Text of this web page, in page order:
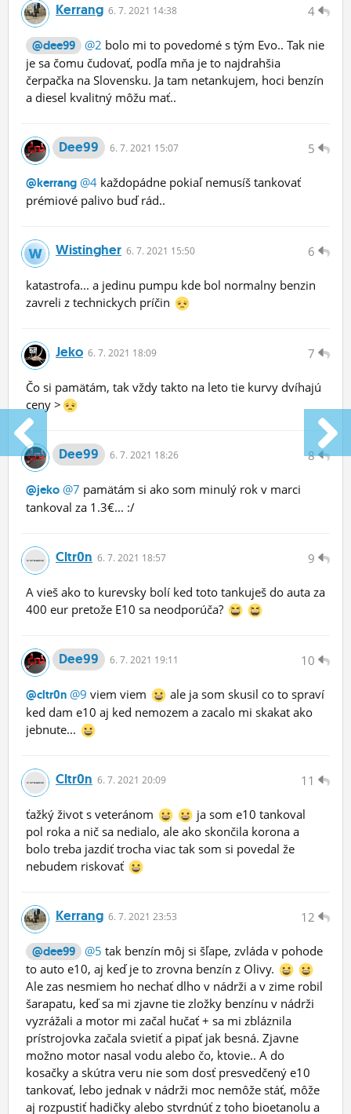
4
Kerrang 6. 7. 2021 14:38
@dee99 @2 bolo mi to povedomé s tým Evo.. Tak nie
je sa čomu čudovať, podľa mňa je to najdrahšia
čerpačka na Slovensku. Ja tam netankujem, hoci benzín
a diesel kvalitný môžu mať..
5
Dee99 6. 7. 2021 15:07
@kerrang @4 každopádne pokiaľ nemusíš tankovať
prémiové palivo buď rád..
6
Wistingher 6. 7. 2021 15:50
katastrofa... a jedinu pumpu kde bol normalny benzin
zavreli z technickych príčin
7
Jeko 6. 7. 2021 18:09
Čo si pamätám, tak vždy takto na leto tie kurvy dvíhajú
ceny >
8
Dee99 6. 7. 2021 18:26
@jeko @7 pamätám si ako som minulý rok v marci
tankoval za 1.3€... :/
9
Cltr0n 6. 7. 2021 18:57
A vieš ako to kurevsky bolí ked toto tankuješ do auta za
400 eur pretože E10 sa neodporúča?
10
Dee99 6. 7. 2021 19:11
@cltr0n @9 viem viem
ale ja som skusil co to spraví
ked dam e10 aj ked nemozem a zacalo mi skakat ako
jebnute...
11
Cltr0n 6. 7. 2021 20:09
ťažký život s veteránom
ja som e10 tankoval
pol roka a nič sa nedialo, ale ako skončila korona a
bolo treba jazdiť trocha viac tak som si povedal že
nebudem riskovať
12
Kerrang 6. 7. 2021 23:53
@dee99 @5 tak benzín môj si šľape, zvláda v pohode
to auto e10, aj keď je to zrovna benzín z Olivy.
Ale zas nesmiem ho nechať dlho v nádrži a v zime robil
šarapatu, keď sa mi zjavne tie zložky benzínu v nádrži
vyzrážali a motor mi začal hučať + sa mi zbláznila
prístrojovka začala svietiť a pipať jak besná. Zjavne
možno motor nasal vodu alebo čo, ktovie.. A do
kosačky a skútra veru nie som dosť presvedčený e10
tankovať, lebo jednak v nádrži moc nemôže stáť, môže
aj rozpustiť hadičky alebo stvrdnúť z toho bioetanolu a